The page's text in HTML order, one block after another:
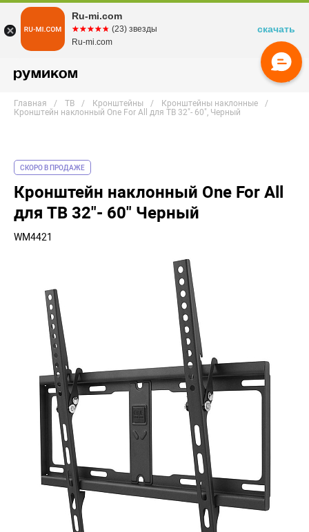
Главная ТВ Кронштейны
Кронштейны наклонные
Кронштейн наклонный One For All для ТВ 32"- 60", Черный
СКОРО В ПРОДАЖЕ
Кронштейн наклонный One For All
для ТВ 32"- 60" Черный
WM4421
Ru-mi.com
☆☆☆☆☆
★★★★★ (23) звезды
Ru-mi.com
скачать